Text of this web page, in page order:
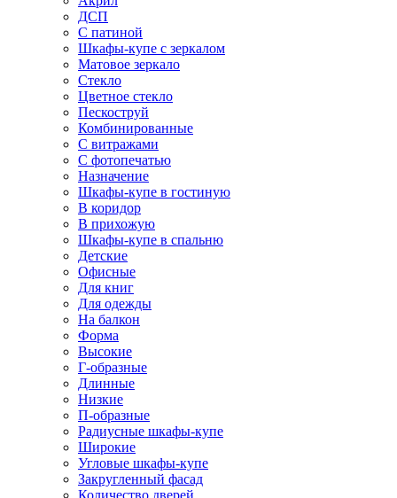
ДСП
С патиной
Шкафы-купе с зеркалом
Матовое зеркало
Стекло
Цветное стекло
Пескоструй
Комбинированные
С витражами
С фотопечатью
Назначение
Шкафы-купе в гостиную
В коридор
В прихожую
Шкафы-купе в спальню
Детские
Офисные
Для книг
Для одежды
На балкон
Форма
Высокие
Г-образные
Длинные
Низкие
П-образные
Радиусные шкафы-купе
Широкие
Угловые шкафы-купе
Закругленный фасад
Количество дверей